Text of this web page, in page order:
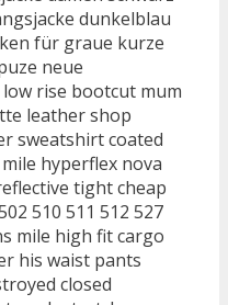
dunkelblau
für graue kurze
neue
rise bootcut mum
leather shop
sweatshirt coated
hyperflex nova
tight cheap
510 511 512 527
mile high fit cargo
his waist pants
closed